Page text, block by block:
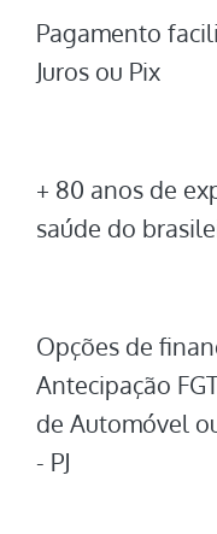
Pagamento
Juros ou Pix
+ 80 anos de
saúde do
Opções de
Antecipação
de Automóvel
- PJ